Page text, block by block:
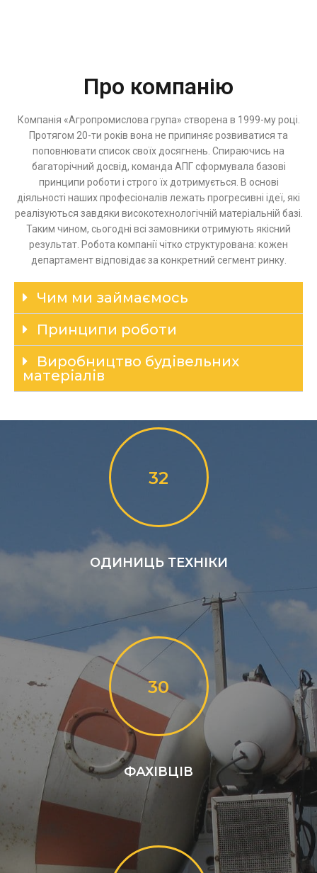
Про компанію
Компанія «Агропромислова група» створена в 1999-му році.
Протягом 20-ти років вона не припиняє розвиватися та
поповнювати список своїх досягнень. Спираючись на
багаторічний досвід, команда АПГ сформувала базові
принципи роботи і строго їх дотримується. В основі
діяльності наших професіоналів лежать прогресивні ідеї, які
реалізуються завдяки високотехнологічній матеріальній базі.
Таким чином, сьогодні всі замовники отримують якісний
результат. Робота компанії чітко структурована: кожен
департамент відповідає за конкретний сегмент ринку.
Чим ми займаємось
Принципи роботи
Виробництво будівельних
матеріалів
32
ОДИНИЦЬ ТЕХНІКИ
30
ФАХІВЦІВ